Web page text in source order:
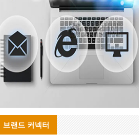
브랜드 커넥터